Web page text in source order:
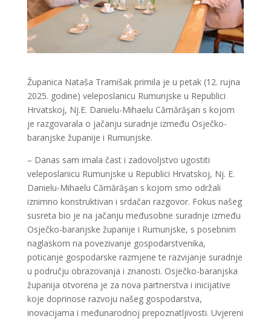
Županica Nataša Tramišak primila je u petak (12. rujna
2025. godine) veleposlanicu Rumunjske u Republici
Hrvatskoj, Nj.E. Danielu-Mihaelu Cămărăşan s kojom
je razgovarala o jačanju suradnje između Osječko-
baranjske županije i Rumunjske.
– Danas sam imala čast i zadovoljstvo ugostiti
veleposlanicu Rumunjske u Republici Hrvatskoj, Nj. E.
Danielu-Mihaelu Cămărăşan s kojom smo održali
iznimno konstruktivan i srdačan razgovor. Fokus našeg
susreta bio je na jačanju međusobne suradnje između
Osječko-baranjske županije i Rumunjske, s posebnim
naglaskom na povezivanje gospodarstvenika,
poticanje gospodarske razmjene te razvijanje suradnje
u području obrazovanja i znanosti. Osječko-baranjska
županija otvorena je za nova partnerstva i inicijative
koje doprinose razvoju našeg gospodarstva,
inovacijama i međunarodnoj prepoznatljivosti. Uvjereni